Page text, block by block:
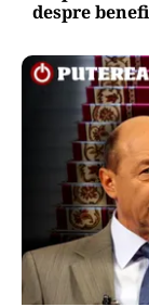
despre